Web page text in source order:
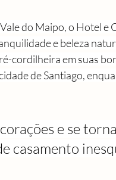
do Maipo, o Hotel e
e beleza
cordilheira em suas
de Santiago,
e se
casamento